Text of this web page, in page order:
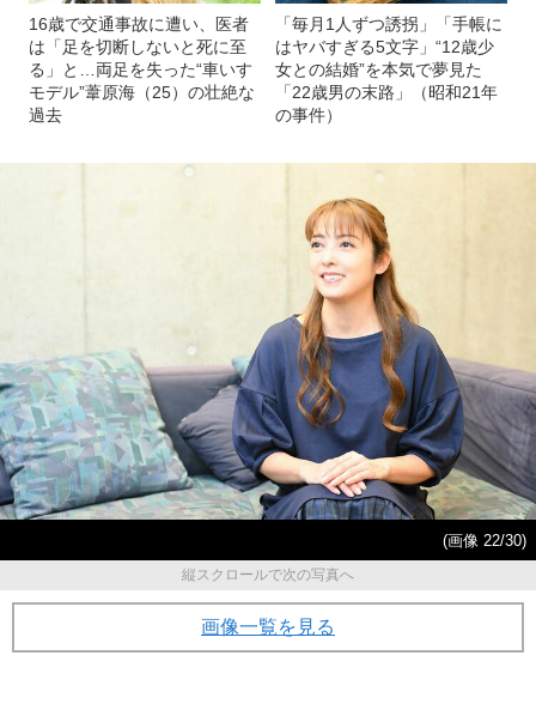
16歳で交通事故に遭い、医者
は「足を切断しないと死に至
る」と…両足を失った“車いす
モデル”葦原海（25）の壮絶な
過去
「毎月1人ずつ誘拐」「手帳に
はヤバすぎる5文字」“12歳少
女との結婚”を本気で夢見た
「22歳男の末路」（昭和21年
の事件）
(画像 22/30)
縦スクロールで次の写真へ
画像一覧を見る